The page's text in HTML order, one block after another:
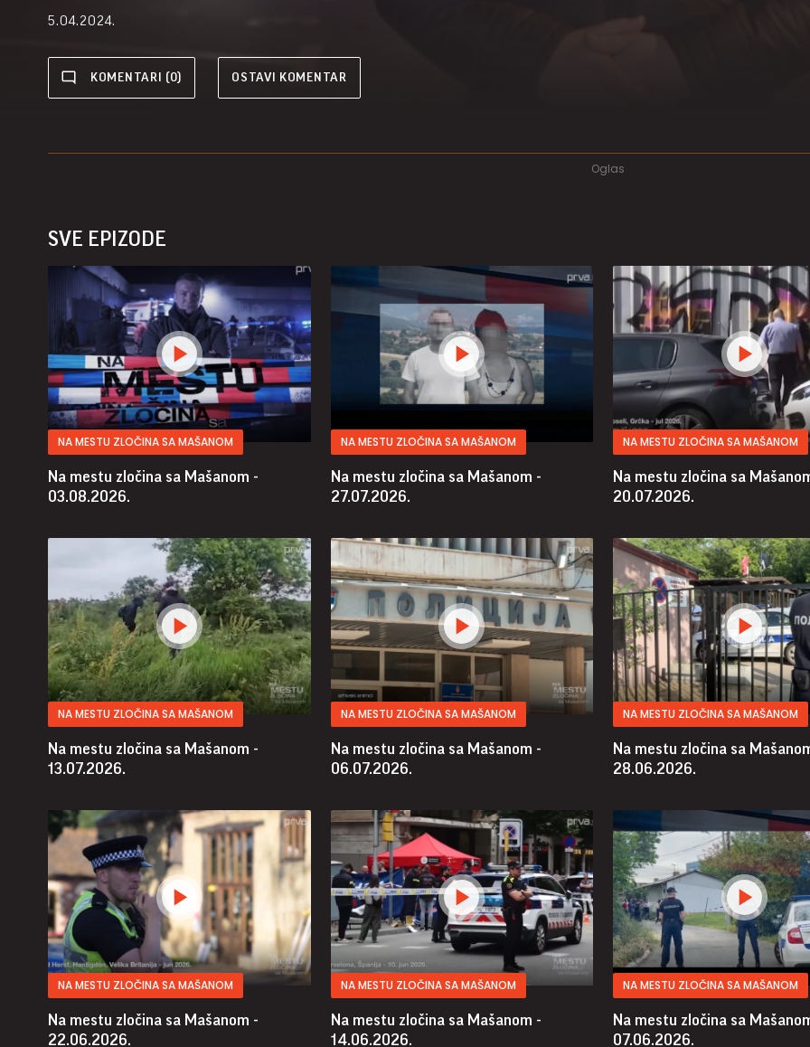
5.04.2024.
KOMENTARI (0) OSTAVI KOMENTAR
SVE EPIZODE
NA MESTU ZLOČINA SA MAŠANOM
Na mestu zločina sa Mašanom -
03.08.2026.
NA MESTU ZLOČINA SA MAŠANOM
Na mestu zločina sa Mašanom -
27.07.2026.
NA MESTU ZLOČINA SA MAŠANOM
Na mestu zločina sa
20.07.2026.
NA MESTU ZLOČINA SA MAŠANOM
Na mestu zločina sa Mašanom -
13.07.2026.
NA MESTU ZLOČINA SA MAŠANOM
Na mestu zločina sa Mašanom -
06.07.2026.
NA MESTU ZLOČINA SA MAŠANOM
Na mestu zločina sa
28.06.2026.
NA MESTU ZLOČINA SA MAŠANOM
Na mestu zločina sa Mašanom -
22.06.2026.
NA MESTU ZLOČINA SA MAŠANOM
Na mestu zločina sa Mašanom -
14.06.2026.
NA MESTU ZLOČINA SA MAŠANOM
Na mestu zločina sa
07.06.2026.